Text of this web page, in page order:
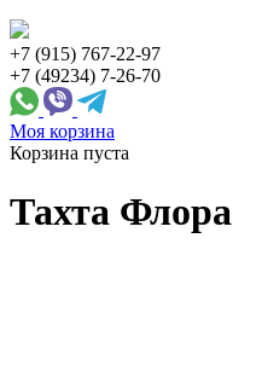
+7 (915) 767-22-97
+7 (49234) 7-26-70
Моя корзина
Корзина пуста
Тахта Флора